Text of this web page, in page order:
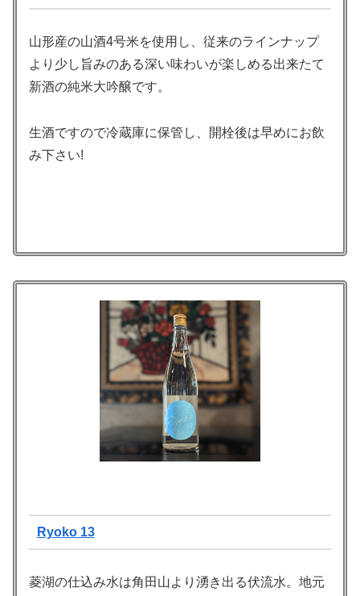
山形産の山酒4号米を使用し、従来のラインナップ
より少し旨みのある深い味わいが楽しめる出来たて
新酒の純米大吟醸です。
生酒ですので冷蔵庫に保管し、開栓後は早めにお飲
み下さい!
Ryoko 13
菱湖の仕込み水は角田山より湧き出る伏流水。地元